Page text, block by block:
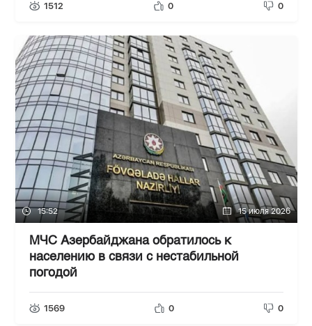
1512 0 0
15:52 15 июля 2026
МЧС Азербайджана обратилось к
населению в связи с нестабильной
погодой
1569 0 0